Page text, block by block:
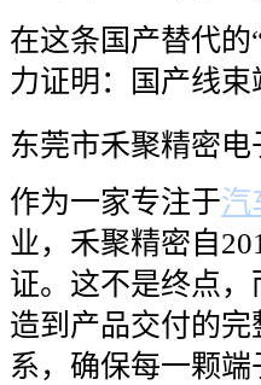
在这条国产替代
力证明：国产线
东莞市禾聚精密
作为一家专注于汽
业，禾聚精密自
证。这不是终点
造到产品交付的
系，确保每一颗